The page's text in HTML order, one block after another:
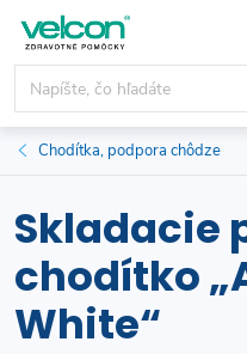
obsah
Chodítka, podpora chôdze
Skladacie
chodítko
White“